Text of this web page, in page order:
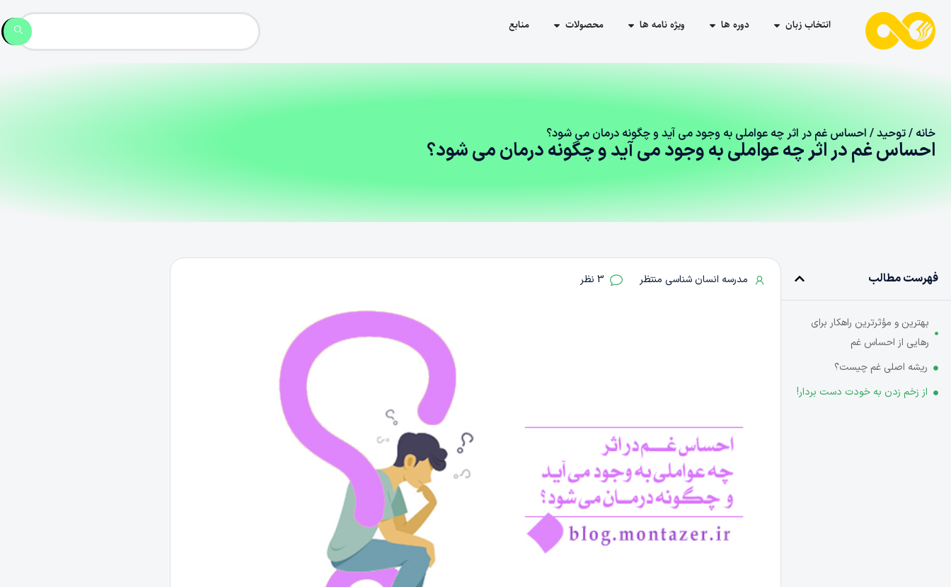
انتخاب زبان دوره ها ویژه نامه ها محصولات منابع
خانه /توحید/ احساس غم در اثر چه عواملی به‌ وجود می‌ آید و چگونه درمان می‌ شود؟
احساس غم در اثر چه عواملی به‌ وجود می‌ آید و چگونه درمان می‌ شود؟
فهرست مطالب
بهترین و مؤثرترین راهکار برای
رهایی از احساس غم
ریشه اصلی غم چیست؟
از زخم زدن به خودت دست بردار!
مدرسه انسان شناسی منتظر 3 نظر